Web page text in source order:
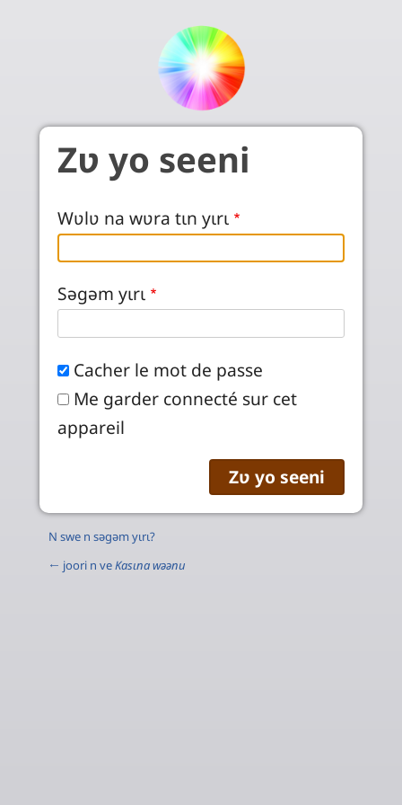
Zʋ yo seeni
Wʋlʋ na wʋra tɩn yɩrɩ
Səgəm yɩrɩ
Cacher le mot de passe
Me garder connecté sur cet
appareil
N swe n səgəm yɩrɩ?
← joori n veKasɩna wəənu